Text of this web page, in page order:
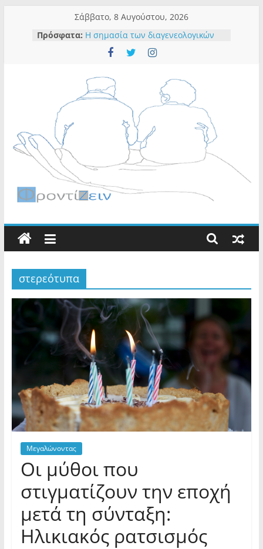
Σάββατο, 8 Αυγούστου, 2026
Πρόσφατα: Η σημασία των διαγενεολογικών
σχέσεων και δράσεων
Χρειάζεται βοήθεια- Πώς ξεκινάω
Ποιες είναι οι ενδείξεις ότι ένας
μεγαλύτερος ενήλικας χρειάζεται
βοήθεια;
Η ευημερία του προσωπικού:
Πρόβλεψη αρνητικών
συμπεριφορών
Επανεφ-ευρίσκοντας τον εαυτό
μέσα από τη μουσική
στερεότυπα
Μεγαλώνοντας
Οι μύθοι που
στιγματίζουν την εποχή
μετά τη σύνταξη:
Ηλικιακός ρατσισμός